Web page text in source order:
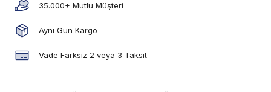
35.000+ Mutlu Müşteri
Aynı Gün Kargo
Vade Farksız 2 veya 3 Taksit